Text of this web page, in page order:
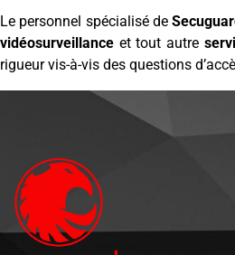
Le personnel spécialisé de
vidéosurveillance et tout autre
rigueur vis-à-vis des questions